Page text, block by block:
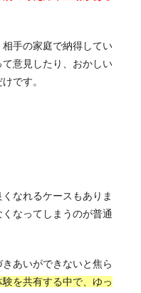
手の家庭で納得してい
意見したり、おかしい
です。
なれるケースもありま
なってしまうのが普通
あいができないと焦ら
を共有する中で、ゆっ